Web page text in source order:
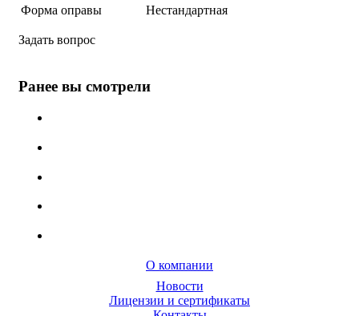
Форма оправы
Нестандартная
Задать вопрос
Ранее вы смотрели
О компании
Новости
Лицензии и сертификаты